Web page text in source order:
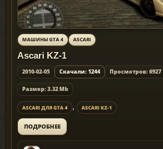
МАШИНЫ GTA 4 ASCARI
Ascari KZ-1
2010-02-05 Скачали: 1244 Просмотров: 6927
Размер: 3.32 Mb
ASCARI ДЛЯ GTA 4 , ASCARI KZ-1
ПОДРОБНЕЕ